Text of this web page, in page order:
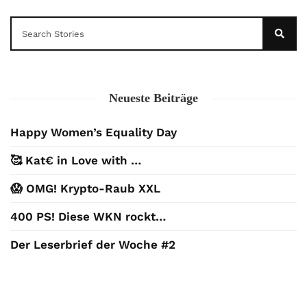
Neueste Beiträge
Happy Women’s Equality Day
🥰 Kat€ in Love with …
😱 OMG! Krypto-Raub XXL
400 PS! Diese WKN rockt…
Der Leserbrief der Woche #2